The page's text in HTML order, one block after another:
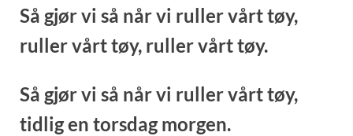
Så gjør vi så når vi ruller vårt tøy,
ruller vårt tøy, ruller vårt tøy.
Så gjør vi så når vi ruller vårt tøy,
tidlig en torsdag morgen.